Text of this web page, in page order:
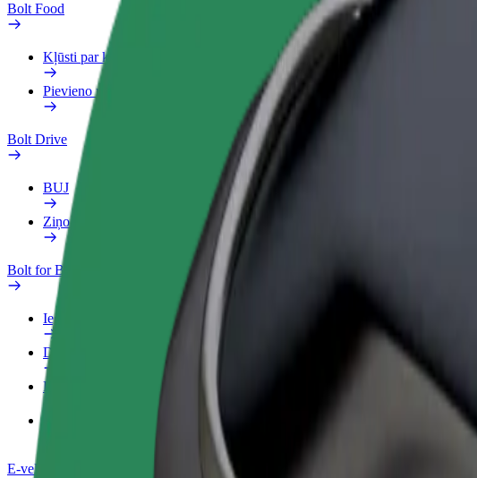
Bolt Food
Kļūsti par kurjeru
Pievieno restorānu vai veikalu
Bolt Drive
BUJ
Ziņo par transportlīdzekli
Bolt for Business
Ieguvumi
Darba Profils
Pakalpojumi
Bolt Food uzņēmumiem
E-velosipēdi